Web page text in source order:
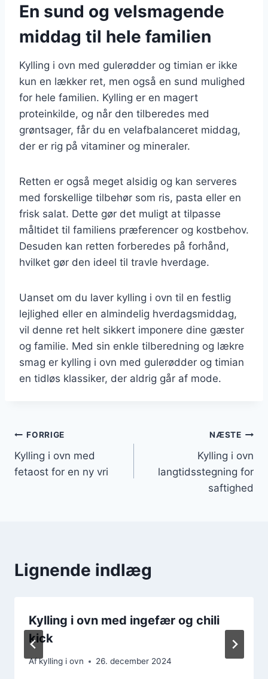
En sund og velsmagende
middag til hele familien
Kylling i ovn med gulerødder og timian er ikke
kun en lækker ret, men også en sund mulighed
for hele familien. Kylling er en magert
proteinkilde, og når den tilberedes med
grøntsager, får du en velafbalanceret middag,
der er rig på vitaminer og mineraler.
Retten er også meget alsidig og kan serveres
med forskellige tilbehør som ris, pasta eller en
frisk salat. Dette gør det muligt at tilpasse
måltidet til familiens præferencer og kostbehov.
Desuden kan retten forberedes på forhånd,
hvilket gør den ideel til travle hverdage.
Uanset om du laver kylling i ovn til en festlig
lejlighed eller en almindelig hverdagsmiddag,
vil denne ret helt sikkert imponere dine gæster
og familie. Med sin enkle tilberedning og lækre
smag er kylling i ovn med gulerødder og timian
en tidløs klassiker, der aldrig går af mode.
Indlægsnavigation
FORRIGE
Kylling i ovn med
fetaost for en ny vri
NÆSTE
Kylling i ovn
langtidsstegning for
saftighed
Lignende indlæg
Kylling i ovn med ingefær og chili
kick
Afkylling i ovn 26. december 2024